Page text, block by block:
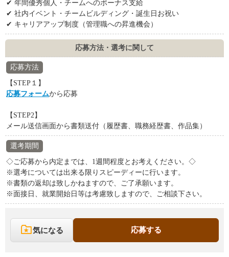
✔ 年間優秀個人・チームへのボーナス支給
✔ 社内イベント・チームビルディング・誕生日お祝い
✔ キャリアアップ制度（管理職への昇進機会）
応募方法・選考に関して
応募方法
【STEP１】
応募フォームから応募
【STEP2】
メール送信画面から書類送付（履歴書、職務経歴書、作品集）
選考期間
◇ご応募から内定までは、1週間程度とお考えください。◇
※選考については出来る限りスピーディーに行います。
※書類の返却は致しかねますので、ご了承願います。
※面接日、就業開始日等は考慮致しますので、ご相談下さい。
気になる 応募する